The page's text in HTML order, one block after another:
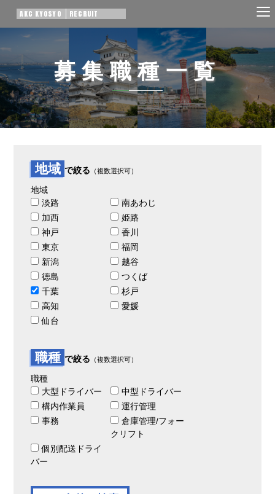
AKC KYOSYO RECRUIT
募集職種一覧
地域 で絞る （複数選択可）
地域
淡路
南あわじ
加西
姫路
神戸
香川
東京
福岡
新潟
越谷
徳島
つくば
千葉
杉戸
高知
愛媛
仙台
職種 で絞る （複数選択可）
職種
大型ドライバー
中型ドライバー
構内作業員
運行管理
事務
倉庫管理/フォー
クリフト
個別配送ドライ
バー